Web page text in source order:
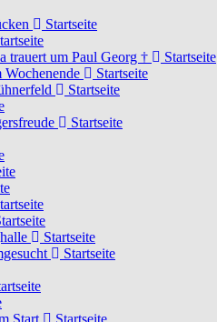
Startseite
trauert um Paul Georg †
Startseite
Wochenende
Startseite
Startseite
Startseite
Startseite
Startseite
Start Startseite